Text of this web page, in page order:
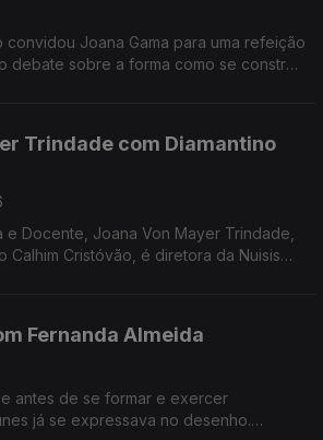
convidou Joana Gama para uma refeição
debate sobre a forma como se constrói
Trindade com Diamantino
e Docente, Joana Von Mayer Trindade,
Calhim Cristóvão, é diretora da Nuisis
Fernanda Almeida
antes de se formar e exercer
já se expressava no desenho.